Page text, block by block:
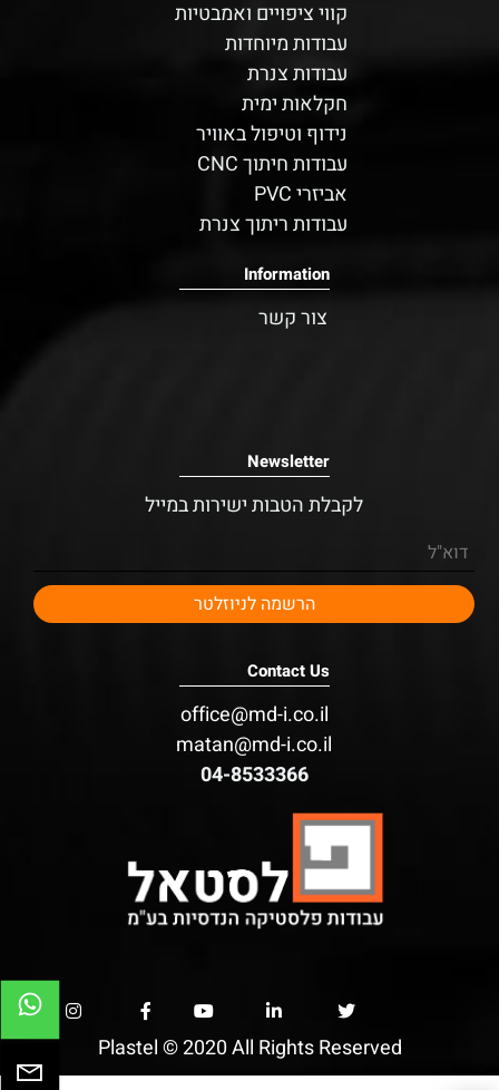
קווי ציפויים ואמבטיות
עבודות מיוחדות
עבודות צנרת
חקלאות ימית
נידוף וטיפול באוויר
עבודות חיתוך CNC
אביזרי PVC
עבודות ריתוך צנרת
Information
צור קשר
Newsletter
לקבלת הטבות ישירות במייל
Contact Us
office@md-i.co.il
matan@md-i.co.il
04-8533366
Plastel © 2020 All Rights Reserved